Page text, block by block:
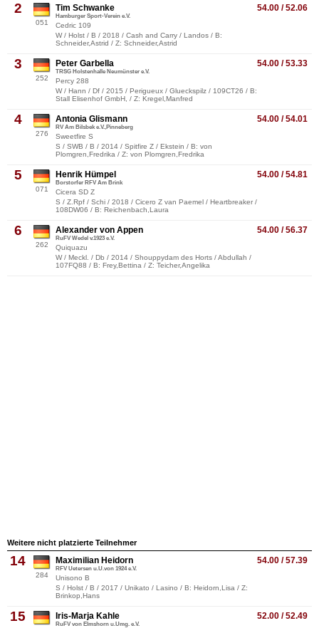
2
051
54.00 / 52.06
Tim Schwanke
Hamburger Sport-Verein e.V.
Cedric 109
W / Holst / B / 2018 / Cash and Carry / Landos / B:
Schneider,Astrid / Z: Schneider,Astrid
3
252
54.00 / 53.33
Peter Garbella
TRSG Holstenhalle Neumünster e.V.
Percy 288
W / Hann / Df / 2015 / Perigueux / Glueckspilz / 109CT26 / B:
Stall Elisenhof GmbH, / Z: Kregel,Manfred
4
276
54.00 / 54.01
Antonia Glismann
RV Am Bilsbek e.V.,Pinneberg
Sweetfire S
S / SWB / B / 2014 / Spitfire Z / Ekstein / B: von
Plomgren,Fredrika / Z: von Plomgren,Fredrika
5
071
54.00 / 54.81
Henrik Hümpel
Borstorfer RFV Am Brink
Cicera SD Z
S / Z.Rpf / Schi / 2018 / Cicero Z van Paemel / Heartbreaker /
108DW06 / B: Reichenbach,Laura
6
262
54.00 / 56.37
Alexander von Appen
RuFV Wedel v.1923 e.V.
Quiquazu
W / Meckl. / Db / 2014 / Shouppydam des Horts / Abdullah /
107FQ88 / B: Frey,Bettina / Z: Teicher,Angelika
Weitere nicht platzierte Teilnehmer
14
284
54.00 / 57.39
Maximilian Heidorn
RFV Uetersen u.U.von 1924 e.V.
Unisono B
S / Holst / B / 2017 / Unikato / Lasino / B: Heidorn,Lisa / Z:
Brinkop,Hans
15 52.00 / 52.49
Iris-Marja Kahle
RuFV von Elmshorn u.Umg. e.V.